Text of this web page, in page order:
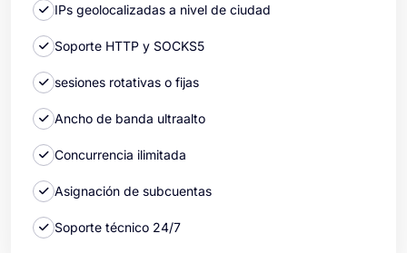
IPs geolocalizadas a nivel de ciudad
Soporte HTTP y SOCKS5
sesiones rotativas o fijas
Ancho de banda ultraalto
Concurrencia ilimitada
Asignación de subcuentas
Soporte técnico 24/7